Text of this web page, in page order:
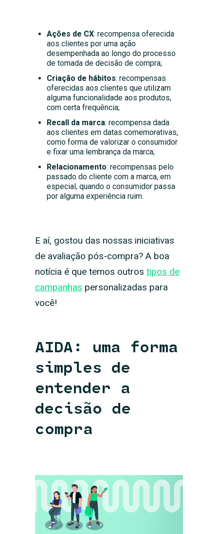
Ações de CX: recompensa oferecida
aos clientes por uma ação
desempenhada ao longo do processo
de tomada de decisão de compra;
Criação de hábitos: recompensas
oferecidas aos clientes que utilizam
alguma funcionalidade aos produtos,
com certa frequência;
Recall da marca: recompensa dada
aos clientes em datas comemorativas,
como forma de valorizar o consumidor
e fixar uma lembrança da marca;
Relacionamento: recompensas pelo
passado do cliente com a marca, em
especial, quando o consumidor passa
por alguma experiência ruim.
E aí, gostou das nossas iniciativas
de avaliação pós-compra? A boa
notícia é que temos outros tipos de
campanhas personalizadas para
você!
AIDA: uma forma
simples de
entender a
decisão de
compra